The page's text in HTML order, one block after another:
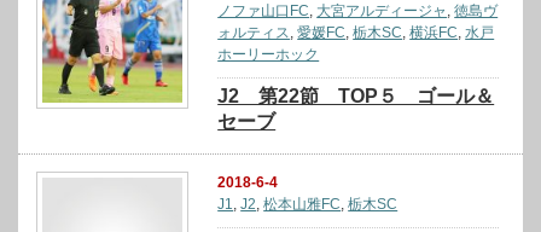
ノファ山口FC 大宮アルディージャ ,徳島ヴ
ォルティス ,愛媛FC ,栃木SC ,横浜FC ,水戸
ホーリーホック
J2 第22節 TOP５ ゴール＆
セーブ
2018-6-4
J1
,J2 ,松本山雅FC ,栃木SC